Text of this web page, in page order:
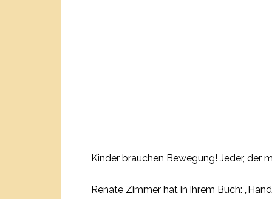
Kinder brauchen Bewegung! Jeder, der
Renate Zimmer hat in ihrem Buch: